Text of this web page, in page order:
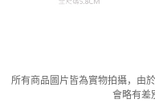
所有商品圖片皆為實物拍攝，由
會略有差